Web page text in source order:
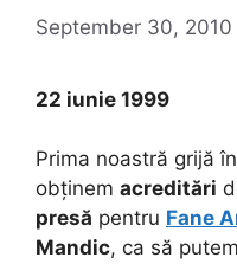
September 30, 2010
22 iunie 1999
Prima noastră grijă
obținem acreditări
presă pentru Fane
Mandic, ca să